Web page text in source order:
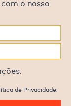
o nosso
de Privacidade.